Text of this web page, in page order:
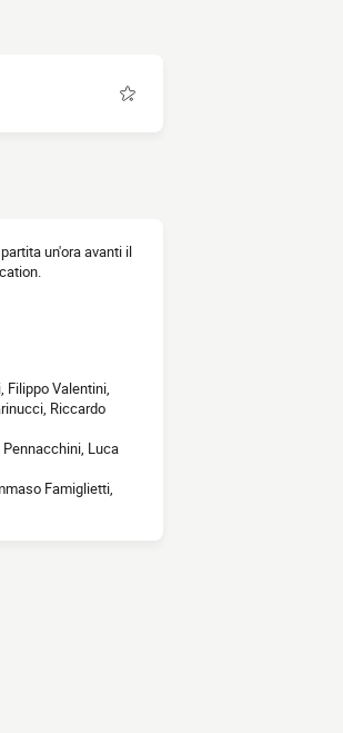
un'ora avanti il
Filippo Valentini,
Riccardo
Luca
Famiglietti,